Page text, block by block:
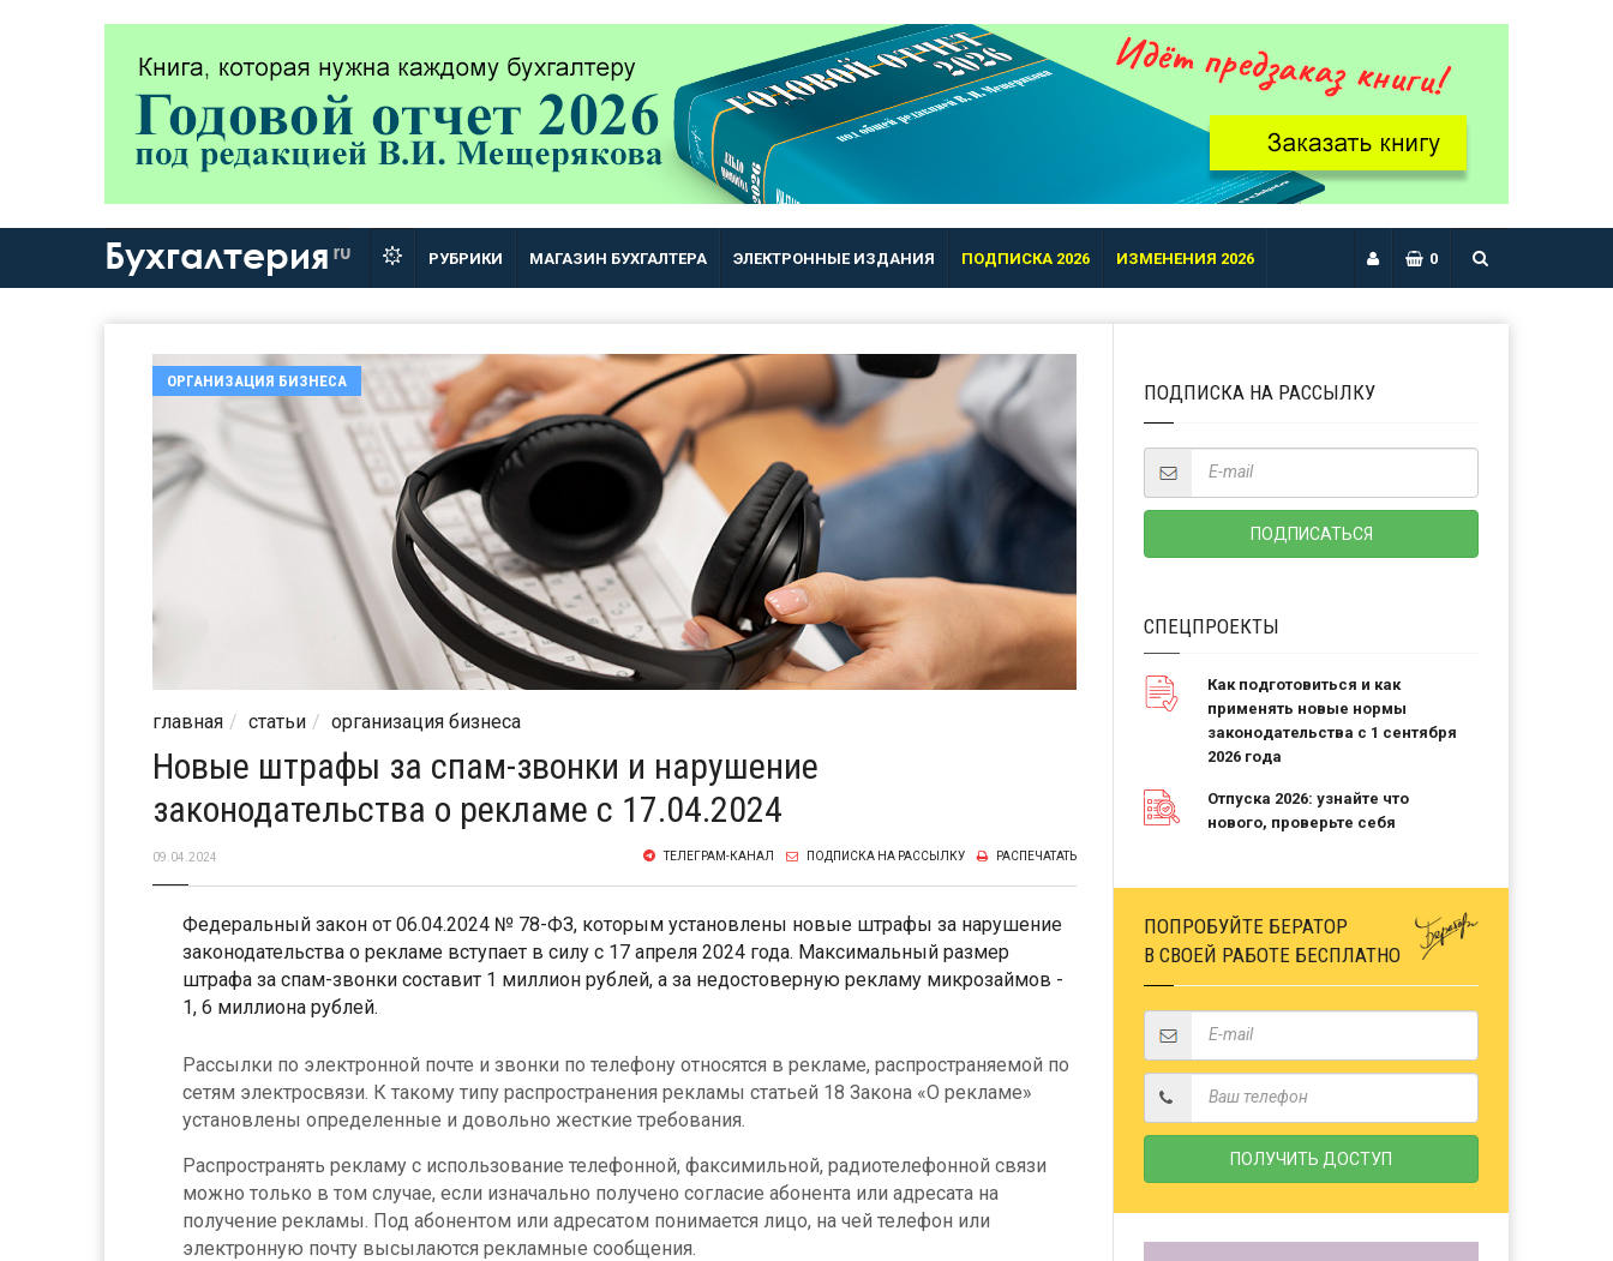
Бухгалтерия ru РУБРИКИ МАГАЗИН БУХГАЛТЕРА ЭЛЕКТРОННЫЕ ИЗДАНИЯ ПОДПИСКА 2026 ИЗМЕНЕНИЯ 2026 0
ОРГАНИЗАЦИЯ БИЗНЕСА
главная статьи организация бизнеса
Новые штрафы за спам-звонки и нарушение
законодательства о рекламе с 17.04.2024
09.04.2024 РАСПЕЧАТАТЬ
ПОДПИСКА НА РАССЫЛКУ
ТЕЛЕГРАМ-КАНАЛ
Федеральный закон от 06.04.2024 № 78-ФЗ, которым установлены новые штрафы за нарушение
законодательства о рекламе вступает в силу с 17 апреля 2024 года. Максимальный размер
штрафа за спам-звонки составит 1 миллион рублей, а за недостоверную рекламу микрозаймов -
1, 6 миллиона рублей.
Рассылки по электронной почте и звонки по телефону относятся в рекламе, распространяемой по
сетям электросвязи. К такому типу распространения рекламы статьей 18 Закона «О рекламе»
установлены определенные и довольно жесткие требования.
Распространять рекламу с использование телефонной, факсимильной, радиотелефонной связи
можно только в том случае, если изначально получено согласие абонента или адресата на
получение рекламы. Под абонентом или адресатом понимается лицо, на чей телефон или
электронную почту высылаются рекламные сообщения.
ПОДПИСКА НА РАССЫЛКУ
СПЕЦПРОЕКТЫ
Как подготовиться и как
применять новые нормы
законодательства с 1 сентября
2026 года
Отпуска 2026: узнайте что
нового, проверьте себя
ПОПРОБУЙТЕ БЕРАТОР
В СВОЕЙ РАБОТЕ БЕСПЛАТНО